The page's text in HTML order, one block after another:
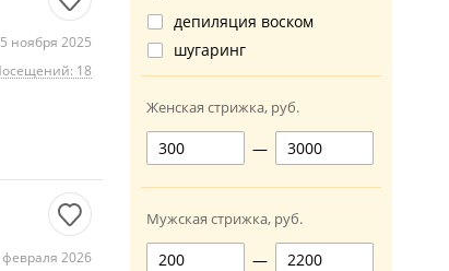
ноября 2025
18
2026
депиляция воском
шугаринг
Женская стрижка, руб.
—
Мужская стрижка, руб.
—